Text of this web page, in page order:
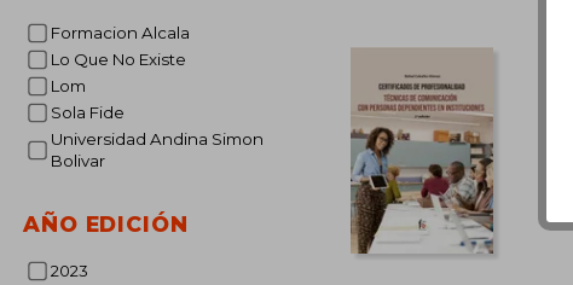
Formacion Alcala
Lo Que No Existe
Lom
Sola Fide
Universidad Andina Simon
Bolivar
AÑO EDICIÓN
2023